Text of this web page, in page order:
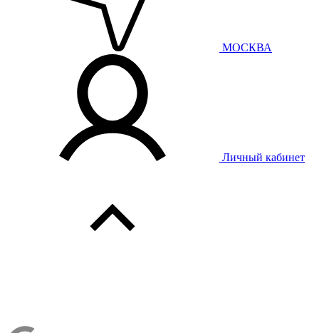
МОСКВА
Личный кабинет